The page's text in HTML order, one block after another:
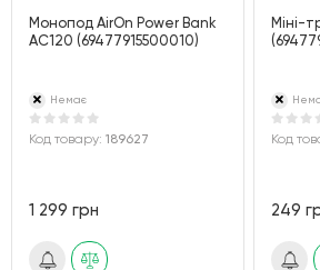
Монопод AirOn Power Bank
AC120 (69477915500010)
Немає
Код товару: 189627
1 299 грн
Міні-
Код
249